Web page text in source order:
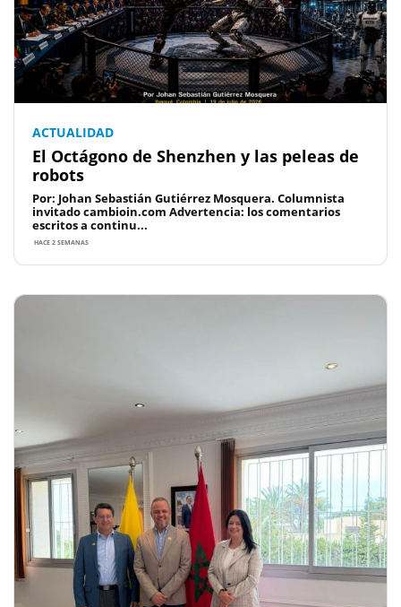
ACTUALIDAD
El Octágono de Shenzhen y las peleas de
robots
Por: Johan Sebastián Gutiérrez Mosquera. Columnista
invitado cambioin.com Advertencia: los comentarios
escritos a continu...
HACE 2 SEMANAS